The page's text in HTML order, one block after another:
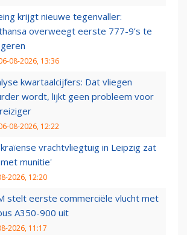
krijgt nieuwe tegenvaller:
overweegt eerste 777-9’s te
08-2026, 13:36
kwartaalcijfers: Dat vliegen
wordt, lijkt geen probleem voor
08-2026, 12:22
vrachtvliegtuig in Leipzig zat
munitie'
2026, 12:20
stelt eerste commerciële vlucht met
A350-900 uit
2026, 11:17